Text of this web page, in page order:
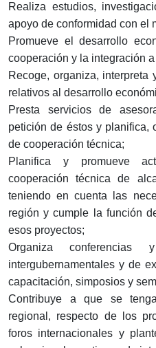
Realiza estudios,
apoyo de conformidad con el
Promueve el desarrollo
cooperación y la integración
Recoge, organiza,
relativos al desarrollo
Presta servicios de
petición de éstos y planifica,
de cooperación técnica;
Planifica y promueve
cooperación técnica de
teniendo en cuenta las
región y cumple la función
esos proyectos;
Organiza
intergubernamentales y de
capacitación, simposios y
Contribuye a que se
regional, respecto de los
foros internacionales y